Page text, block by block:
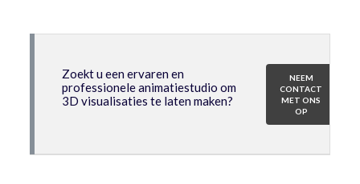
Zoekt u een ervaren en
professionele animatiestudio om
3D visualisaties te laten maken?
NEEM
CONTACT
MET ONS
OP